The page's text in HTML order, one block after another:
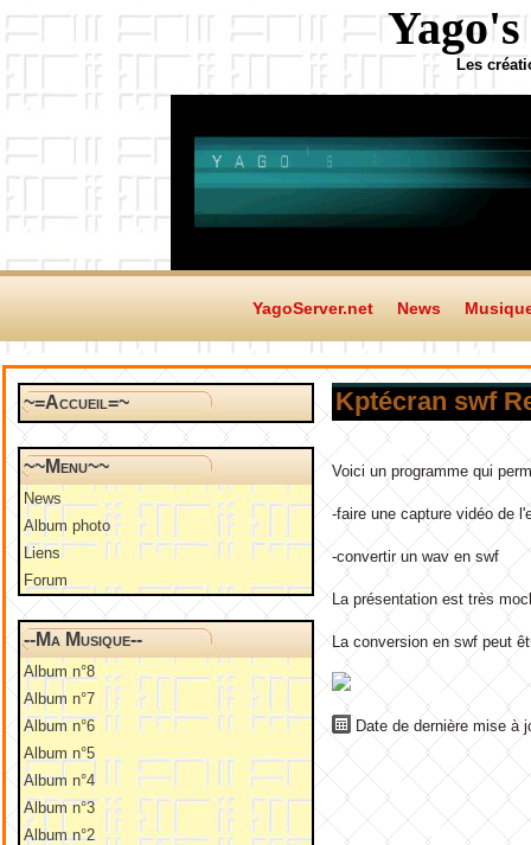
Les
YagoServer.net News
~=Accueil=~
~~Menu~~
News
Album photo
Liens
Forum
--Ma Musique--
Album n°8
Album n°7
Album n°6
Album n°5
Album n°4
Album n°3
Album n°2
Kptécran swf
Voici un programme qui
-faire une capture vidéo de
-convertir un wav en swf
La présentation est très
La conversion en swf peut
Date de dernière mise à